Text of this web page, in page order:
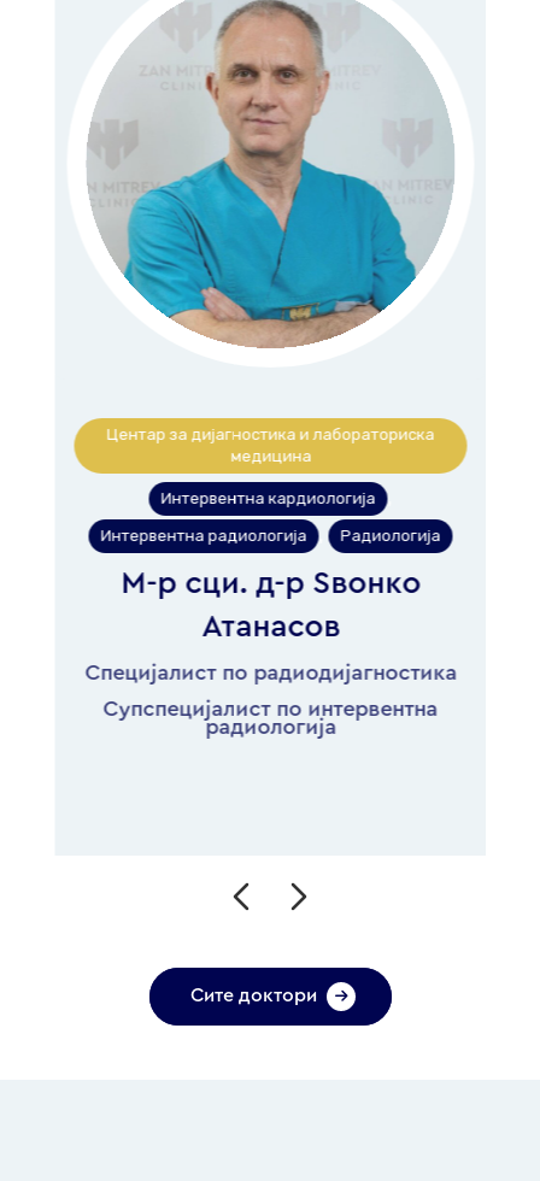
Центар за дијагностика и лабораториска
медицина
Интервентна кардиологија ,
Интервентна радиологија , Радиологија
М-р сци. д-р Ѕвонко
Атанасов
Специјалист по радиодијагностика
Супспецијалист по интервентна
радиологија
Сите доктори